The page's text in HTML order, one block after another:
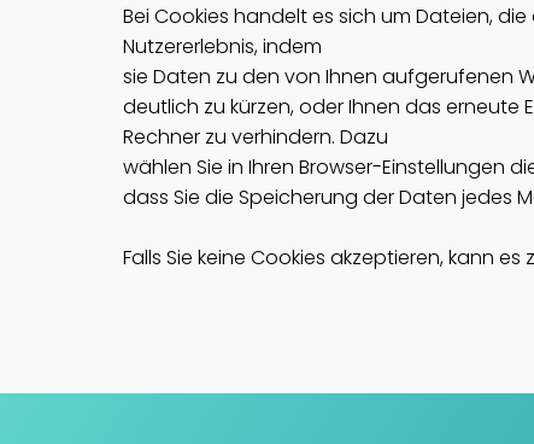
Bei Cookies handelt es sich um Dateien,
Nutzererlebnis, indem
sie Daten zu den von Ihnen aufgerufenen
deutlich zu kürzen, oder Ihnen das erneute
Rechner zu verhindern. Dazu
wählen Sie in Ihren Browser-Einstellungen
dass Sie die Speicherung der Daten jedes
Falls Sie keine Cookies akzeptieren, kann